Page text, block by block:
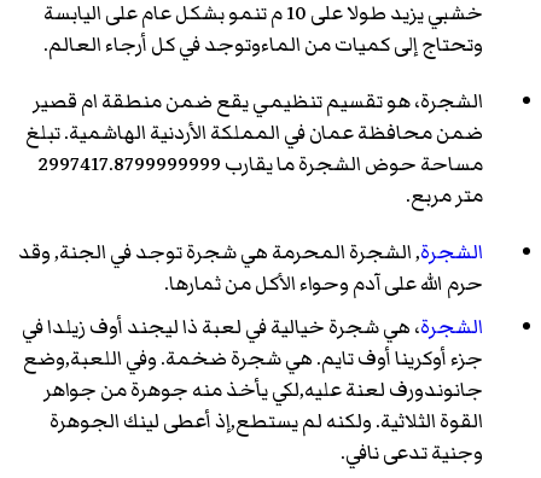
خشبي يزيد طولا على 10 م تنمو بشكل عام على اليابسة
وتحتاج إلى كميات من الماءوتوجد في كل أرجاء العالم.
الشجرة، هو تقسيم تنظيمي يقع ضمن منطقة ام قصير
ضمن محافظة عمان في المملكة الأردنية الهاشمية. تبلغ
مساحة حوض الشجرة ما يقارب 2997417.8799999999
متر مربع.
الشجرة, الشجرة المحرمة هي شجرة توجد في الجنة, وقد
حرم الله على آدم وحواء الأكل من ثمارها.
الشجرة، هي شجرة خيالية في لعبة ذا ليجند أوف زيلدا في
جزء أوكرينا أوف تايم. هي شجرة ضخمة. وفي اللعبة,وضع
جانوندورف لعنة عليه,لكي يأخذ منه جوهرة من جواهر
القوة الثلاثية. ولكنه لم يستطع,إذ أعطى لينك الجوهرة
وجنية تدعى نافي.